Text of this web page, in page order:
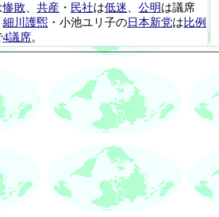
惨敗 共産 ・ 民社は低迷 公明は議席
細川護煕 ・小池ユリ子の日本新党は比例
4議席。